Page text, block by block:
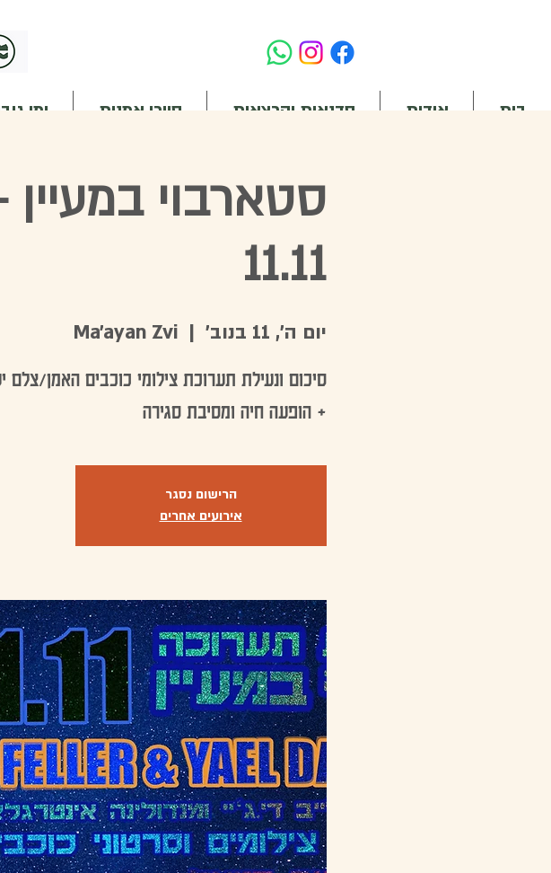
בית אודות סדנאות והרצאות סיורי אמנות ימי
סטארבוי
11.11
יום ה׳, 11 בנוב׳
  |
Ma'ayan Zvi
סיכום ונעילת תערוכת צילומי כוכבים האמן/צלם
+ הופעה חיה ומסיבת סגירה
הרישום נסגר
אירועים אחרים